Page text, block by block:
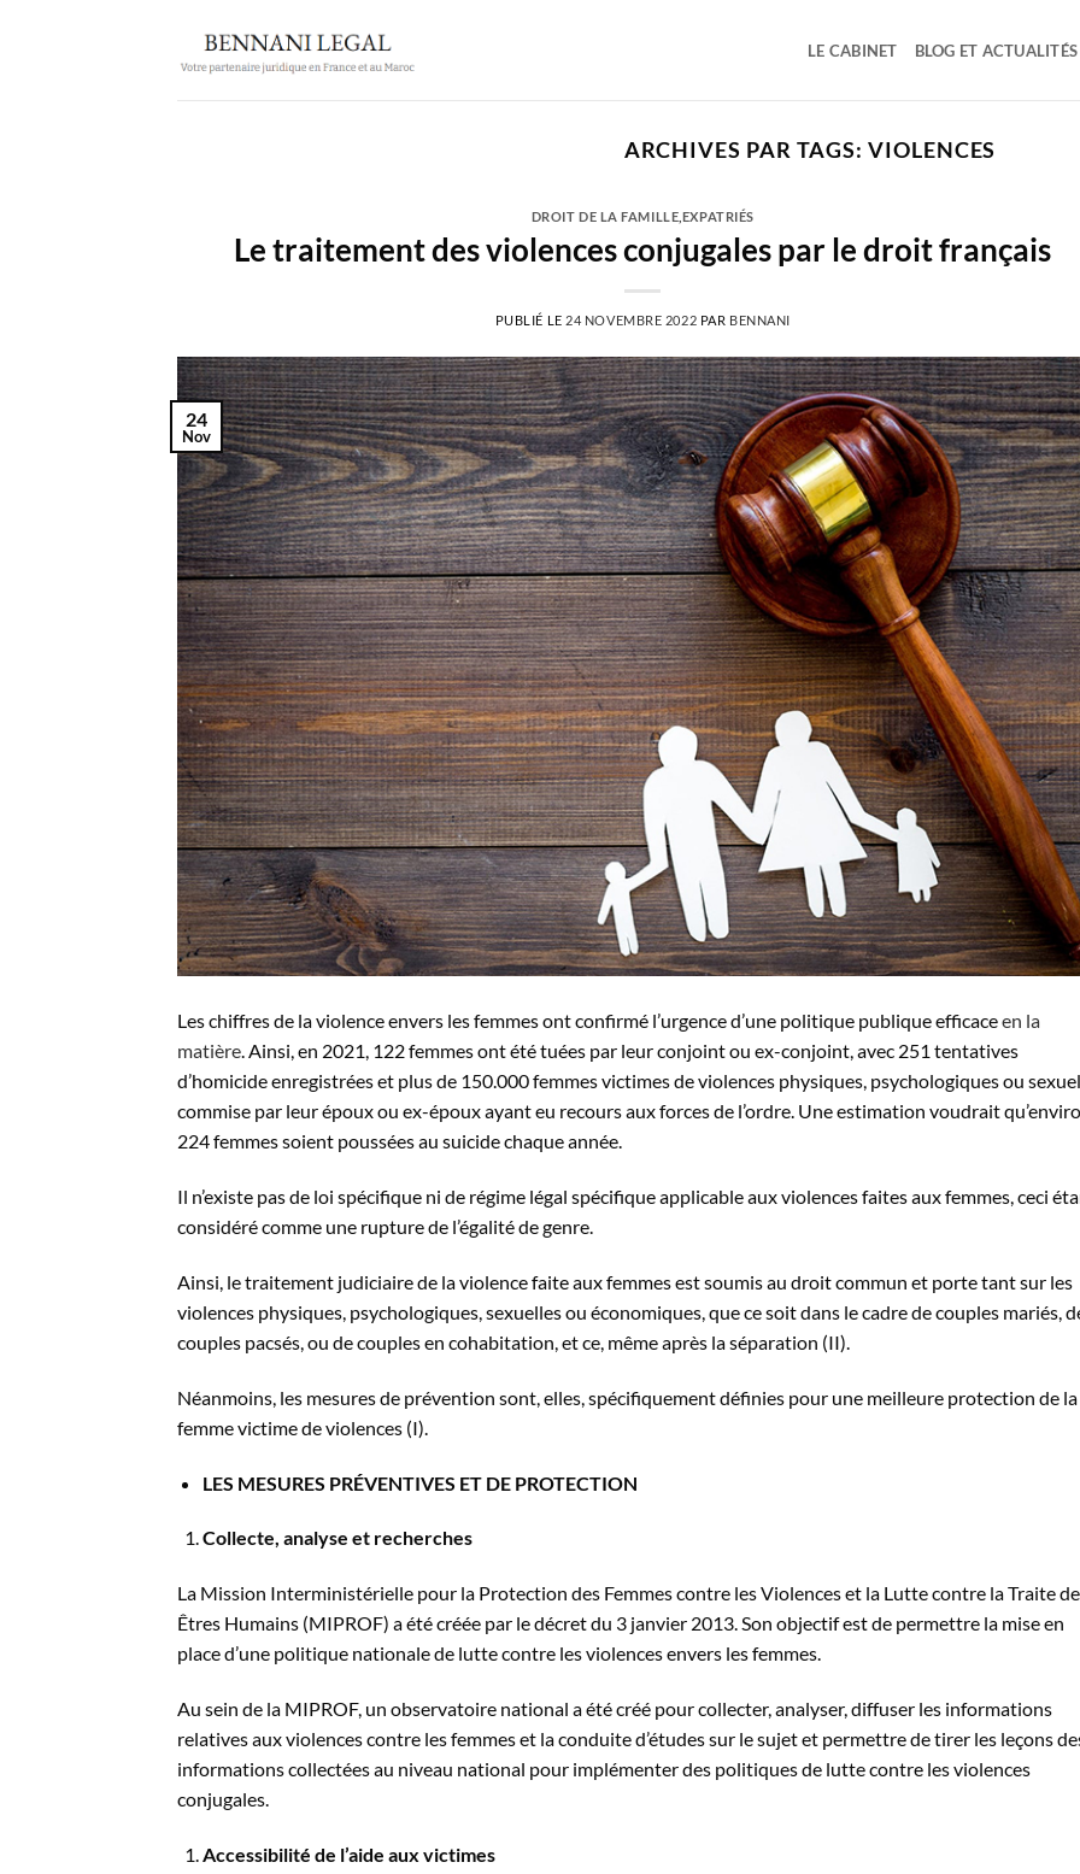
LE CABINET BLOG ET ACTUALITÉS
ARCHIVES PAR TAGS:VIOLENCES
DROIT DE LA FAMILLE EXPATRIÉS
Le traitement des violences conjugales par le droit français
PUBLIÉ LE 24 NOVEMBRE 2022 PAR BENNANI
24
Nov
Les chiffres de la violence envers les femmes ont confirmé l’urgence d’une politique publique efficaceen la
matière. Ainsi, en 2021, 122 femmes ont été tuées par leur conjoint ou ex-conjoint, avec 251 tentatives
d’homicide enregistrées et plus de 150.000 femmes victimes de violences physiques, psychologiques ou
commise par leur époux ou ex-époux ayant eu recours aux forces de l’ordre. Une estimation voudrait
224 femmes soient poussées au suicide chaque année.
Il n’existe pas de loi spécifique ni de régime légal spécifique applicable aux violences faites aux femmes, ceci
considéré comme une rupture de l’égalité de genre.
Ainsi, le traitement judiciaire de la violence faite aux femmes est soumis au droit commun et porte tant sur les
violences physiques, psychologiques, sexuelles ou économiques, que ce soit dans le cadre de couples mariés,
couples pacsés, ou de couples en cohabitation, et ce, même après la séparation (II).
Néanmoins, les mesures de prévention sont, elles, spécifiquement définies pour une meilleure protection de la
femme victime de violences (I).
LES MESURES PRÉVENTIVES ET DE PROTECTION
Collecte, analyse et recherches
La Mission Interministérielle pour la Protection des Femmes contre les Violences et la Lutte contre la Traite
Êtres Humains (MIPROF) a été créée par le décret du 3 janvier 2013. Son objectif est de permettre la mise en
place d’une politique nationale de lutte contre les violences envers les femmes.
Au sein de la MIPROF, un observatoire national a été créé pour collecter, analyser, diffuser les informations
relatives aux violences contre les femmes et la conduite d’études sur le sujet et permettre de tirer les leçons
informations collectées au niveau national pour implémenter des politiques de lutte contre les violences
conjugales.
Accessibilité de l’aide aux victimes